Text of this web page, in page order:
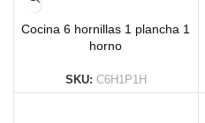
Cocina 6 hornillas 1 plancha 1
horno
SKU: C6H1P1H